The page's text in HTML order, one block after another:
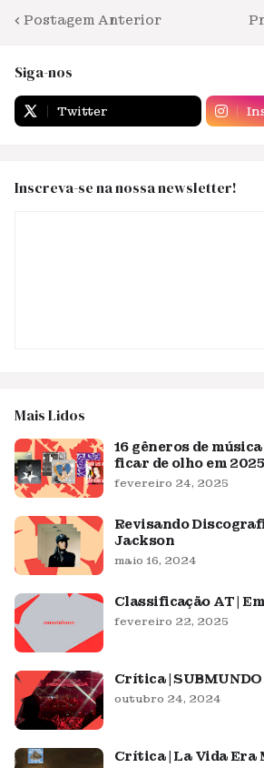
Postagem Anterior
Siga-nos
Twitter
Inscreva-se na nossa newsletter!
Mais Lidos
16 gêneros de
ficar de olho em 2025
fevereiro 24, 2025
Revisando
Jackson
maio 16, 2024
Classificação AT |
fevereiro 22, 2025
Crítica |
outubro 24, 2024
Crítica | La Vida Era